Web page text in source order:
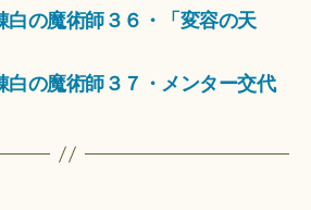
白の魔術師３６・「変容の天
白の魔術師３７・メンター交代